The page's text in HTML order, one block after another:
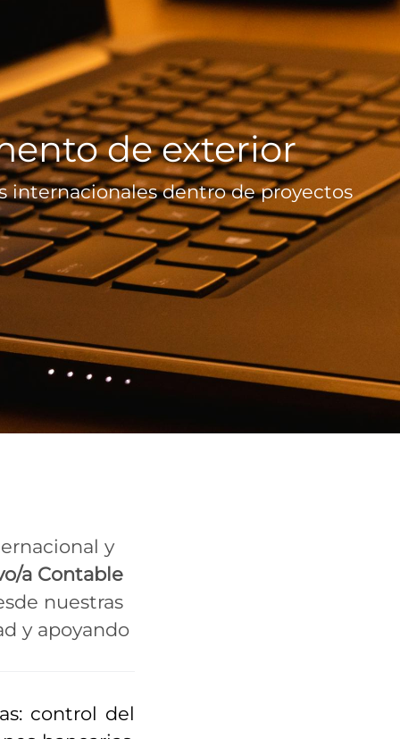
de exterior
internacionales dentro de proyectos
y
a Contable
nuestras
y apoyando
control del